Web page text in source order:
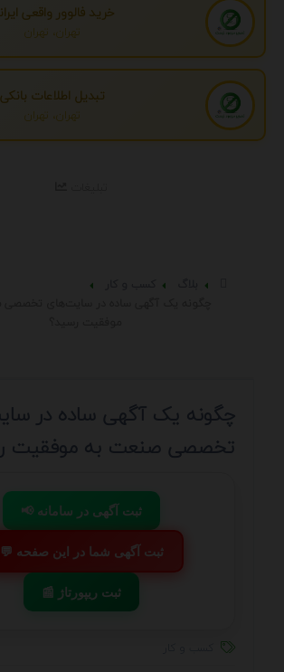
خرید فالوور واقعی
تهران، تهران
تبدیل اطلاعات بانکی
تهران، تهران
چگونه یک آگهی ساده در
تخصصی صنعت به موفقیت
📢 ثبت آگهی در سامانه
💬 ثبت آگهی شما در این صفحه
📰 ثبت ریپورتاژ